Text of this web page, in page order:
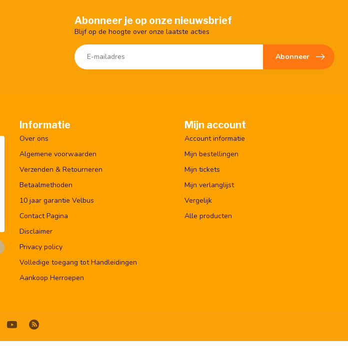
Abonneer je op onze nieuwsbrief
Blijf op de hoogte over onze laatste acties
Abonneer
Informatie
Over ons
Algemene voorwaarden
Verzenden & Retourneren
Betaalmethoden
10 jaar garantie Velbus
Contact Pagina
Disclaimer
Privacy policy
Volledige toegang tot Handleidingen
Aankoop Herroepen
Mijn account
Account informatie
Mijn bestellingen
Mijn tickets
Mijn verlanglijst
Vergelijk
Alle producten